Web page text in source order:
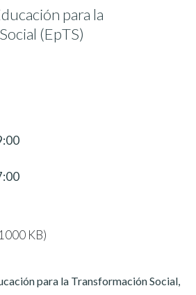
para la
(EpTS)
para la Transformación Social,
KB)